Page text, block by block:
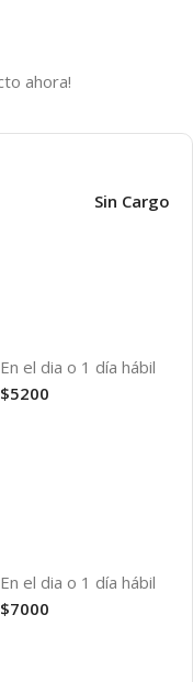
ahora!
Sin Cargo
En el dia o 1 día hábil
$5200
En el dia o 1 día hábil
$7000